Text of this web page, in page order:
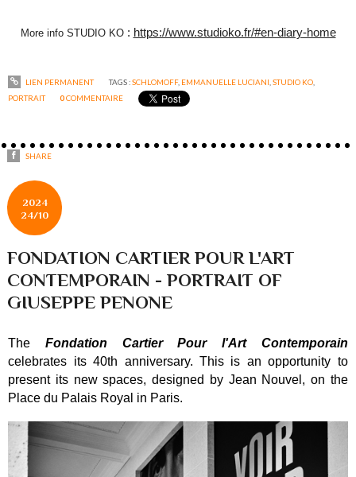
More info STUDIO KO: https://www.studioko.fr/#en-diary-home
LIEN PERMANENT TAGS :SCHLOMOFF, EMMANUELLE LUCIANI STUDIO KO,
PORTRAIT
0COMMENTAIRE
SHARE
2024
24/10
FONDATION CARTIER POUR L'ART
CONTEMPORAIN - PORTRAIT OF
GIUSEPPE PENONE
The Fondation Cartier Pour l'Art Contemporain
celebrates its 40th anniversary. This is an opportunity to
present its new spaces, designed by Jean Nouvel, on the
Place du Palais Royal in Paris.